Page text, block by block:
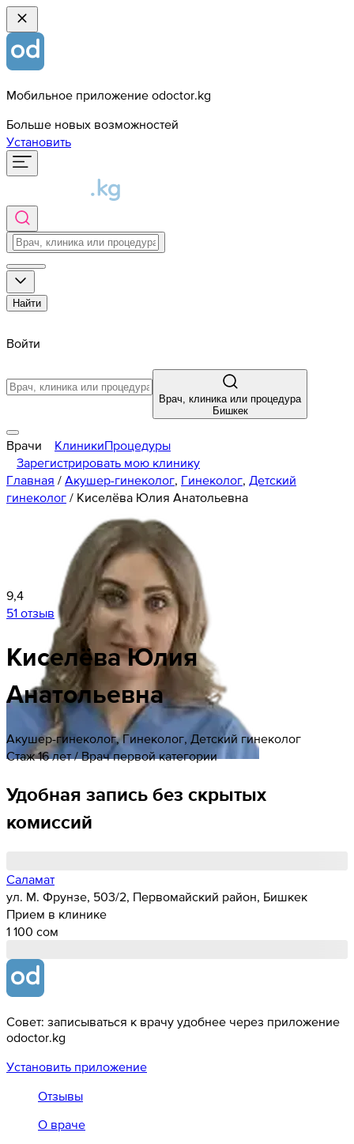
Мобильное приложение odoctor.kg
Больше новых возможностей
Установить
Найти
Войти
Врач, клиника или процедура
Бишкек
Врачи КлиникиПроцедуры
Зарегистрировать мою клинику
Главная / Акушер-гинеколог, Гинеколог, Детский
гинеколог / Киселёва Юлия Анатольевна
9,4
51 отзыв
КиселёваЮлия
Анатольевна
Акушер-гинеколог, Гинеколог, Детский гинеколог
Стаж 16 лет / Врач первой категории
Удобная запись без скрытых
комиссий
Саламат
ул. М. Фрунзе, 503/2, Первомайский район, Бишкек
Прием в клинике
1 100 cом
Совет: записываться к врачу удобнее через приложение
odoctor.kg
Установить приложение
Отзывы
О враче